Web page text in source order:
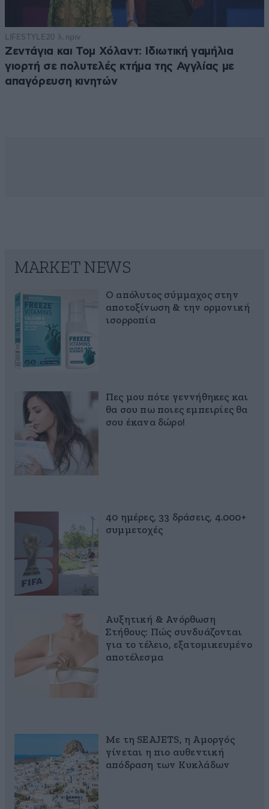
LIFESTYLE20 λ. πριν
Ζεντάγια και Τομ Χόλαντ: Ιδιωτική γαμήλια
γιορτή σε πολυτελές κτήμα της Αγγλίας με
απαγόρευση κινητών
MARKET NEWS
Ο απόλυτος σύμμαχος στην
αποτοξίνωση & την ορμονική
ισορροπία
Πες μου πότε γεννήθηκες και
θα σου πω ποιες εμπειρίες θα
σου έκανα δώρο!
40 ημέρες, 33 δράσεις, 4.000+
συμμετοχές
Αυξητική & Ανόρθωση
Στήθους: Πώς συνδυάζονται
για το τέλειο, εξατομικευμένο
αποτέλεσμα
Με τη SEAJETS, η Αμοργός
γίνεται η πιο αυθεντική
απόδραση των Κυκλάδων